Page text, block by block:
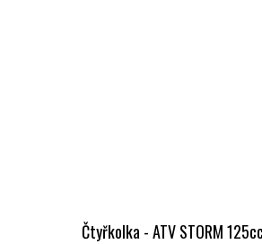
Čtyřkolka - ATV STORM